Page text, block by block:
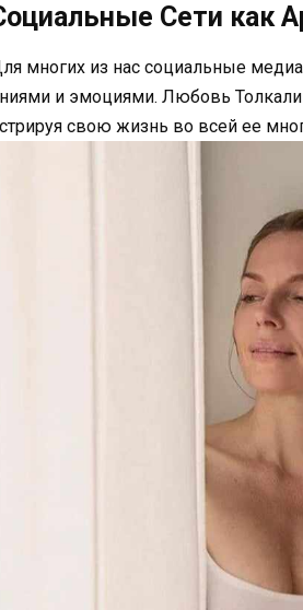
Сети как
многих из нас социальные
и эмоциями. Любовь
свою жизнь во всей ее